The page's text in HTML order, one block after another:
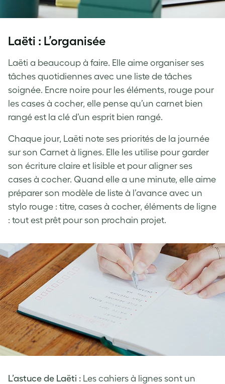
Laëti : L’organisée
Laëti a beaucoup à faire. Elle aime organiser ses
tâches quotidiennes avec une liste de tâches
soignée. Encre noire pour les éléments, rouge pour
les cases à cocher, elle pense qu’un carnet bien
rangé est la clé d’un esprit bien rangé.
Chaque jour, Laëti note ses priorités de la journée
sur son Carnet à lignes. Elle les utilise pour garder
son écriture claire et lisible et pour aligner ses
cases à cocher. Quand elle a une minute, elle aime
préparer son modèle de liste à l’avance avec un
stylo rouge : titre, cases à cocher, éléments de ligne
: tout est prêt pour son prochain projet.
L’astuce de Laëti : Les cahiers à lignes sont un